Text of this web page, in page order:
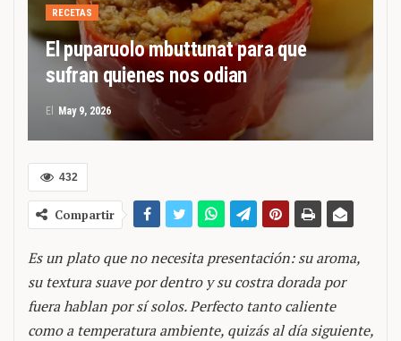
RECETAS
El puparuolo mbuttunat para que
sufran quienes nos odian
El May 9, 2026
432
Compartir
Es un plato que no necesita presentación: su aroma,
su textura suave por dentro y su costra dorada por
fuera hablan por sí solos. Perfecto tanto caliente
como a temperatura ambiente, quizás al día siguiente,